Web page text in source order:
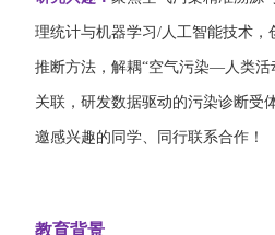
理统计与机器学习 /人工智能技术，
推断方法，解耦“空气污染—人类
关联，研发数据驱动的污染诊断受
邀感兴趣的同学、同行联系合作！
教育背景